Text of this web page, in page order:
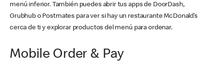
menú inferior. También puedes abrir tus apps de DoorDash,
Grubhub o Postmates para ver si hay un restaurante McDonald’s
cerca de ti y explorar productos del menú para ordenar.
Mobile Order & Pay